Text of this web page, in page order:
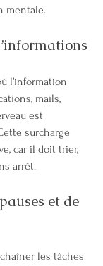
mentale.
l’information
mails,
est
surcharge
car il doit trier,
arrêt.
et de
les tâches